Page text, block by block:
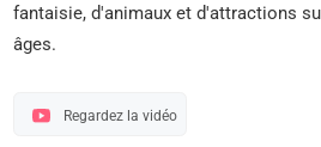
fantaisie, d'animaux et d'attractions
âges.
Regardez la vidéo